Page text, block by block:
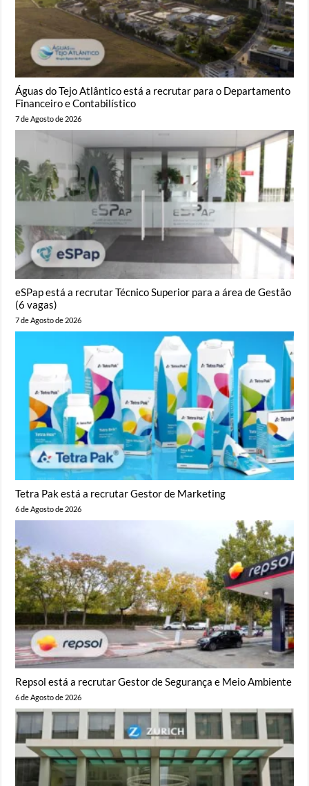
Águas do Tejo Atlântico está a recrutar para o Departamento
Financeiro e Contabilístico
7 de Agosto de 2026
eSPap está a recrutar Técnico Superior para a área de Gestão
(6 vagas)
7 de Agosto de 2026
Tetra Pak está a recrutar Gestor de Marketing
6 de Agosto de 2026
Repsol está a recrutar Gestor de Segurança e Meio Ambiente
6 de Agosto de 2026